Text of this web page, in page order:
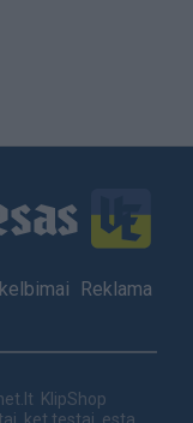
Reklama
KlipShop